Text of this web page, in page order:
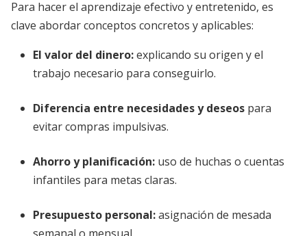
Para hacer el aprendizaje efectivo y entretenido, es
clave abordar conceptos concretos y aplicables:
El valor del dinero:explicando su origen y el
trabajo necesario para conseguirlo.
Diferencia entre necesidades y deseos para
evitar compras impulsivas.
Ahorro y planificación: uso de huchas o cuentas
infantiles para metas claras.
Presupuesto personal:asignación de mesada